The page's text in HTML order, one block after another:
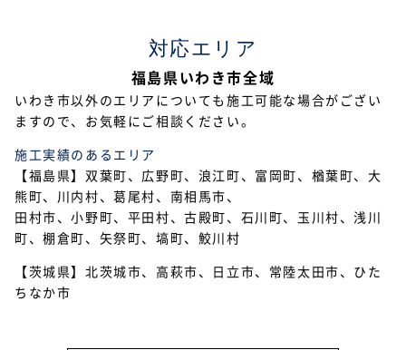
2022年12月
2022年11月
2022年10月
2022年7月
2022年6月
2022年5月
対応エリア
福島県いわき市全域
いわき市以外のエリアについても施工可能な場合がござい
ますので、お気軽にご相談ください。
施工実績のあるエリア
【福島県】双葉町、広野町、浪江町、富岡町、楢葉町、大
熊町、川内村、葛尾村、南相馬市、
田村市、小野町、平田村、古殿町、石川町、玉川村、浅川
町、棚倉町、矢祭町、塙町、鮫川村
【茨城県】北茨城市、高萩市、日立市、常陸太田市、ひた
ちなか市